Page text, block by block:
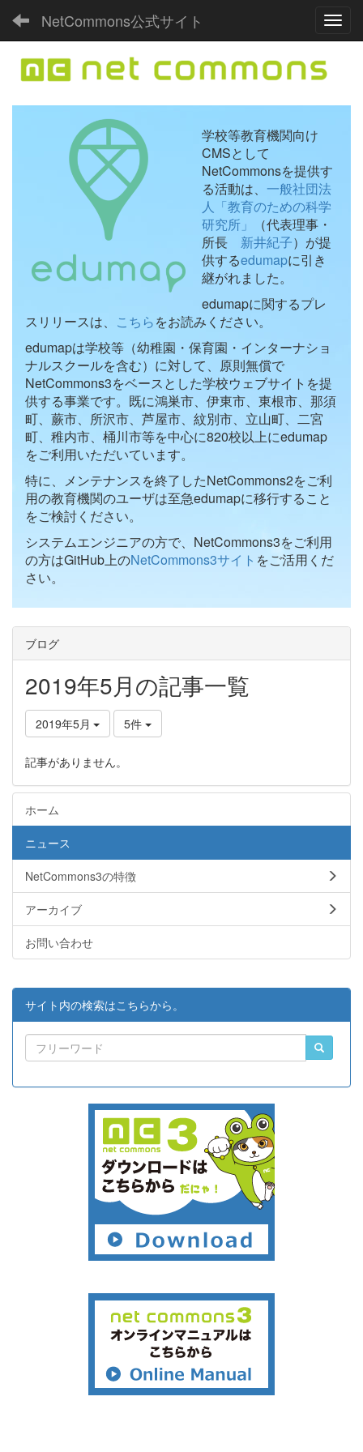
NetCommons公式サイト
学校等教育機関向け
CMSとして
NetCommonsを提供す
る活動は、 一般社団法
人「教育のための科学
研究所」
（代表理事・
所長 新井紀子）が提
供するedumapに引き
継がれました。
edumapに関するプレ
スリリースは、 こちらをお読みください。
edumapは学校等（幼稚園・保育園・インターナショ
ナルスクールを含む）に対して、原則無償で
NetCommons3をベースとした学校ウェブサイトを提
供する事業です。既に鴻巣市、伊東市、東根市、那須
町、蕨市、所沢市、芦屋市、紋別市、立山町、二宮
町、稚内市、桶川市等を中心に820校以上にedumap
をご利用いただいています。
特に、メンテナンスを終了したNetCommons2をご利
用の教育機関のユーザは至急edumapに移行すること
をご検討ください。
システムエンジニアの方で、NetCommons3をご利用
の方はGitHub上のNetCommons3サイト をご活用くだ
さい。
ブログ
2019年5月の記事一覧
2019年5月 5件
記事がありません。
ホーム
ニュース
NetCommons3の特徴
アーカイブ
お問い合わせ
サイト内の検索はこちらから。